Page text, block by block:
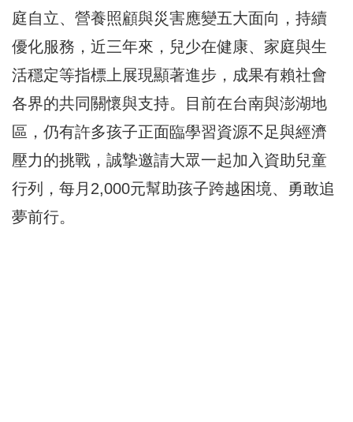
庭自立、營養照顧與災害應變五大面向，持續
優化服務，近三年來，兒少在健康、家庭與生
活穩定等指標上展現顯著進步，成果有賴社會
各界的共同關懷與支持。目前在台南與澎湖地
區，仍有許多孩子正面臨學習資源不足與經濟
壓力的挑戰，誠摯邀請大眾一起加入資助兒童
行列，每月2,000元幫助孩子跨越困境、勇敢追
夢前行。